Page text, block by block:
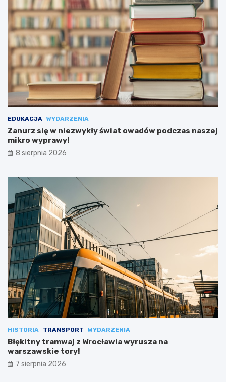
EDUKACJA WYDARZENIA
Zanurz się w niezwykły świat owadów podczas naszej
mikro wyprawy!
8 sierpnia 2026
HISTORIA TRANSPORT WYDARZENIA
Błękitny tramwaj z Wrocławia wyrusza na
warszawskie tory!
7 sierpnia 2026